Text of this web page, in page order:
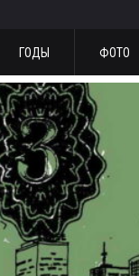
ГОДЫ ФОТО